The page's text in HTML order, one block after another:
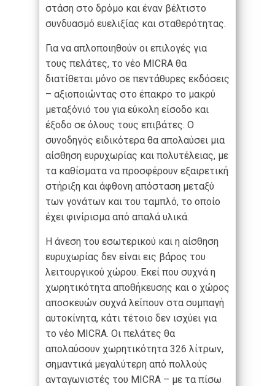
στάση στο δρόμο και έναν βέλτιστο
συνδυασμό ευελιξίας και σταθερότητας.
Για να απλοποιηθούν οι επιλογές για
τους πελάτες, το νέο MICRA θα
διατίθεται μόνο σε πεντάθυρες εκδόσεις
– αξιοποιώντας στο έπακρο το μακρύ
μεταξόνιό του για εύκολη είσοδο και
έξοδο σε όλους τους επιβάτες. Ο
συνοδηγός ειδικότερα θα απολαύσει μια
αίσθηση ευρυχωρίας και πολυτέλειας, με
τα καθίσματα να προσφέρουν εξαιρετική
στήριξη και άφθονη απόσταση μεταξύ
των γονάτων και του ταμπλό, το οποίο
έχει φινίρισμα από απαλά υλικά.
Η άνεση του εσωτερικού και η αίσθηση
ευρυχωρίας δεν είναι εις βάρος του
λειτουργικού χώρου. Εκεί που συχνά η
χωρητικότητα αποθήκευσης και ο χώρος
αποσκευών συχνά λείπουν στα συμπαγή
αυτοκίνητα, κάτι τέτοιο δεν ισχύει για
το νέο MICRA. Οι πελάτες θα
απολαύσουν χωρητικότητα 326 λίτρων,
σημαντικά μεγαλύτερη από πολλούς
ανταγωνιστές του MICRA – με τα πίσω